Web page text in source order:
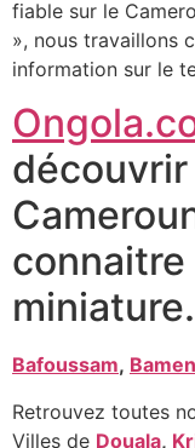
fiable sur le
», nous travaillons
information sur le
miniature.
Bafoussam,
Retrouvez toutes
Villes de Douala,